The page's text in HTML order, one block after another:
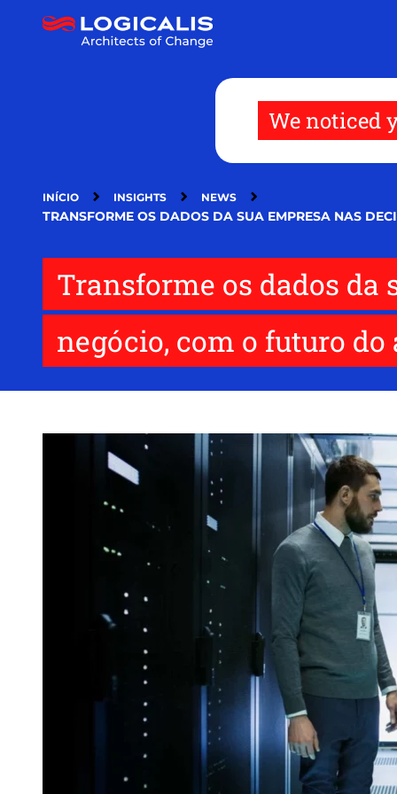
We noticed
INÍCIO INSIGHTS NEWS
TRANSFORME OS DADOS DA SUA EMPRESA NAS
Transforme os dados da
negócio, com o futuro